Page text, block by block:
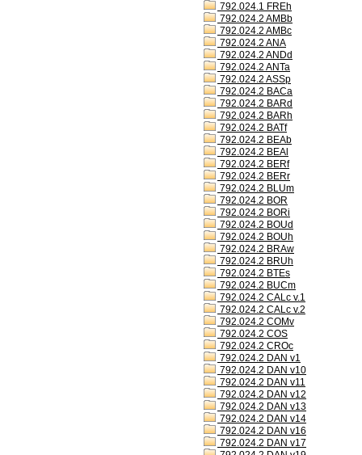
792.024.1 FREh
792.024.2 AMBb
792.024.2 AMBc
792.024.2 ANA
792.024.2 ANDd
792.024.2 ANTa
792.024.2 ASSp
792.024.2 BACa
792.024.2 BARd
792.024.2 BARh
792.024.2 BATf
792.024.2 BEAb
792.024.2 BEAl
792.024.2 BERf
792.024.2 BERr
792.024.2 BLUm
792.024.2 BOR
792.024.2 BORi
792.024.2 BOUd
792.024.2 BOUh
792.024.2 BRAw
792.024.2 BRUh
792.024.2 BTEs
792.024.2 BUCm
792.024.2 CALc v.1
792.024.2 CALc v.2
792.024.2 COMv
792.024.2 COS
792.024.2 CROc
792.024.2 DAN v1
792.024.2 DAN v10
792.024.2 DAN v11
792.024.2 DAN v12
792.024.2 DAN v13
792.024.2 DAN v14
792.024.2 DAN v16
792.024.2 DAN v17